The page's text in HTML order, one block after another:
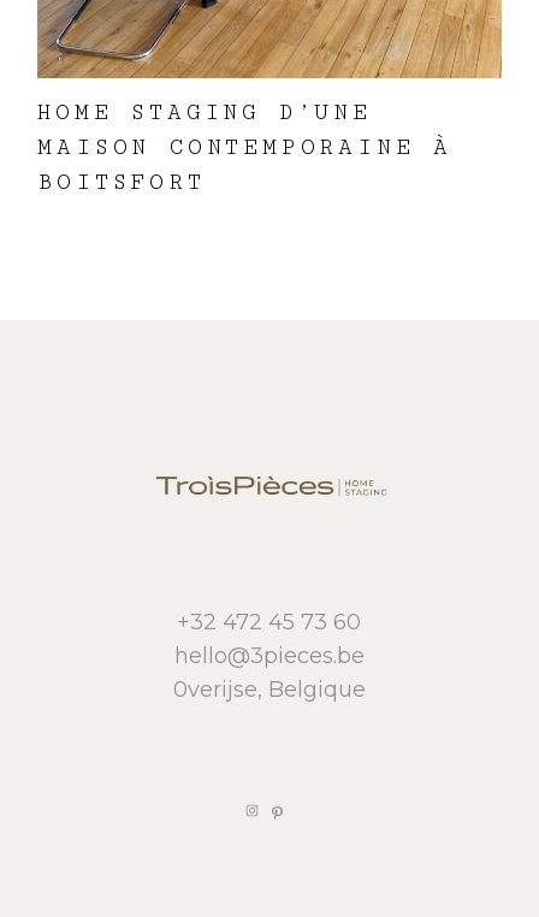
HOME STAGING D’UNE
MAISON CONTEMPORAINE À
BOITSFORT
+32 472 45 73 60
hello@3pieces.be
0verijse, Belgique